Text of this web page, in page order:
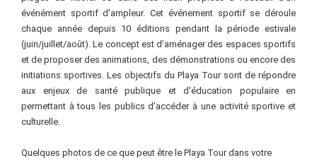
événément sportif d'ampleur. Cet événement sportif se déroule
chaque année depuis 10 éditions pendant la période estivale
(juin/juillet/août). Le concept est d’aménager des espaces sportifs
et de proposer des animations, des démonstrations ou encore des
initiations sportives. Les objectifs du Playa Tour sont de répondre
aux enjeux de santé publique et d'éducation populaire en
permettant à tous les publics d'accéder à une activité sportive et
culturelle.
Quelques photos de ce que peut être le Playa Tour dans votre